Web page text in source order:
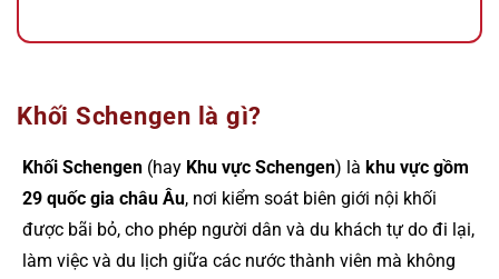
Khối Schengen là gì?
Khối Schengen (hay Khu vực Schengen) là khu vực gồm
29 quốc gia châu Âu, nơi kiểm soát biên giới nội khối
được bãi bỏ, cho phép người dân và du khách tự do đi lại,
làm việc và du lịch giữa các nước thành viên mà không